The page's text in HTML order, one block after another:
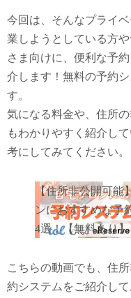
今回は、そんなプライ
業しようとしている方
さま向けに、便利な予
介します！無料の予約
す。
気になる料金や、住所
もわかりやすく紹介し
考にしてみてください。
【住所非公開可能
ンにおすすめな予
4選！【無料あり】
こちらの動画でも、住
約システムをご紹介し